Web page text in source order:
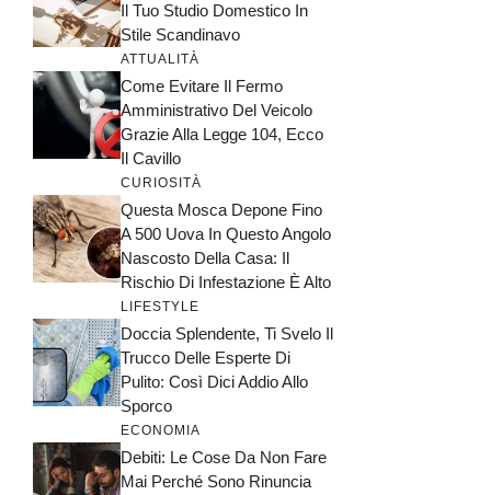
Il Tuo Studio Domestico In
Stile Scandinavo
ATTUALITÀ
Come Evitare Il Fermo
Amministrativo Del Veicolo
Grazie Alla Legge 104, Ecco
Il Cavillo
CURIOSITÀ
Questa Mosca Depone Fino
A 500 Uova In Questo Angolo
Nascosto Della Casa: Il
Rischio Di Infestazione È Alto
LIFESTYLE
Doccia Splendente, Ti Svelo Il
Trucco Delle Esperte Di
Pulito: Così Dici Addio Allo
Sporco
ECONOMIA
Debiti: Le Cose Da Non Fare
Mai Perché Sono Rinuncia